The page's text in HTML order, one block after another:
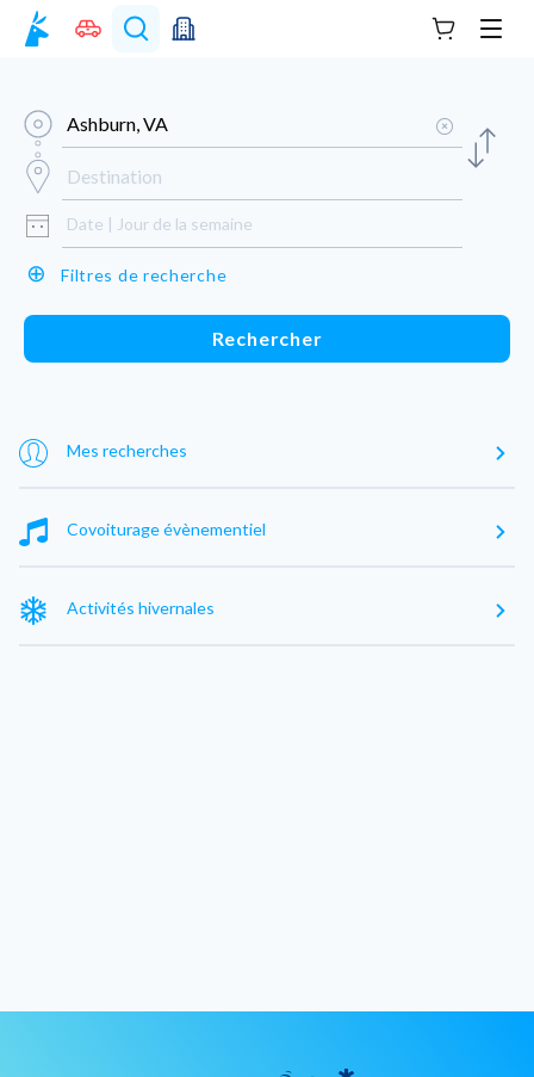
Votre panier
⊕ Filtres de recherche
Rechercher
Mes recherches
Covoiturage évènementiel
Activités hivernales